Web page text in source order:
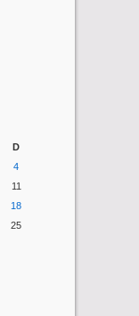
D
4
11
18
25